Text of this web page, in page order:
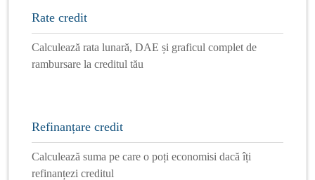
Rate credit
Calculează rata lunară, DAE și graficul complet de
rambursare la creditul tău
Refinanțare credit
Calculează suma pe care o poți economisi dacă îți
refinanțezi creditul